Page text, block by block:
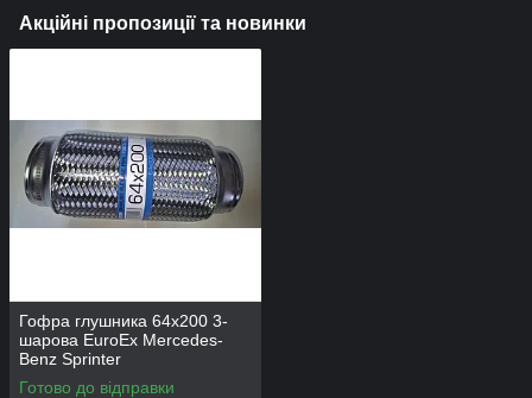
Акційні пропозиції та новинки
Гофра глушника 64х200 3-
шарова EuroEx Mercedes-
Benz Sprinter
Готово до відправки